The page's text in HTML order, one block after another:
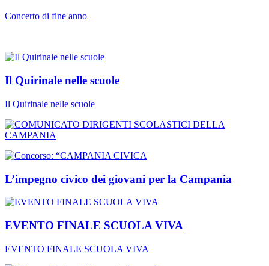
Concerto di fine anno
Il Quirinale nelle scuole
Il Quirinale nelle scuole
L’impegno civico dei giovani per la Campania
EVENTO FINALE SCUOLA VIVA
EVENTO FINALE SCUOLA VIVA